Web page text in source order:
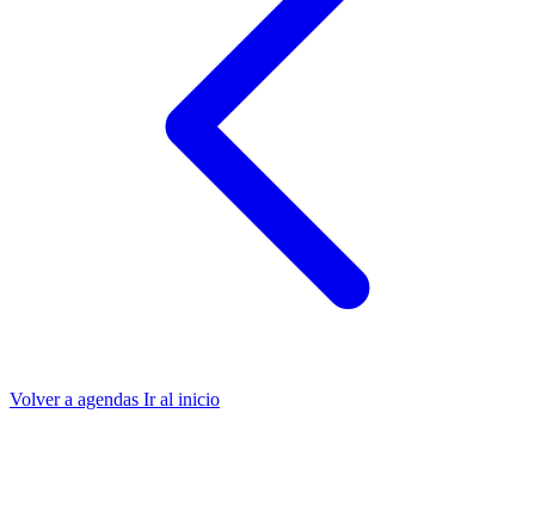
Volver a agendas Ir al inicio